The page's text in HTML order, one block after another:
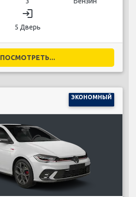
login
5 Дверь
ПОСМОТРЕТЬ...
ЭКОНОМНЫЙ